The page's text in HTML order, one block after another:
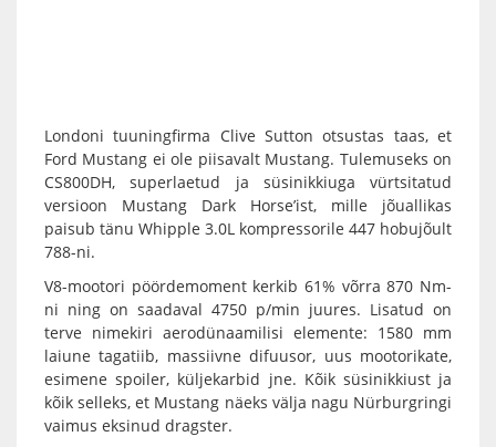
Londoni tuuningfirma Clive Sutton otsustas taas, et
Ford Mustang ei ole piisavalt Mustang. Tulemuseks on
CS800DH, superlaetud ja süsinikkiuga vürtsitatud
versioon Mustang Dark Horse’ist, mille jõuallikas
paisub tänu Whipple 3.0L kompressorile 447 hobujõult
788-ni.
V8-mootori pöördemoment kerkib 61% võrra 870 Nm-
ni ning on saadaval 4750 p/min juures. Lisatud on
terve nimekiri aerodünaamilisi elemente: 1580 mm
laiune tagatiib, massiivne difuusor, uus mootorikate,
esimene spoiler, küljekarbid jne. Kõik süsinikkiust ja
kõik selleks, et Mustang näeks välja nagu Nürburgringi
vaimus eksinud dragster.